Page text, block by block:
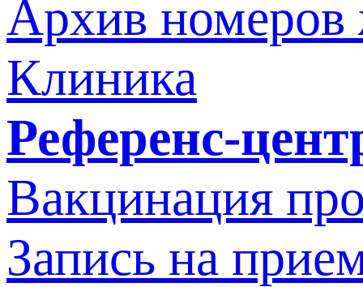
Архив номеров
Клиника
Референс-
Вакцинация
Запись на